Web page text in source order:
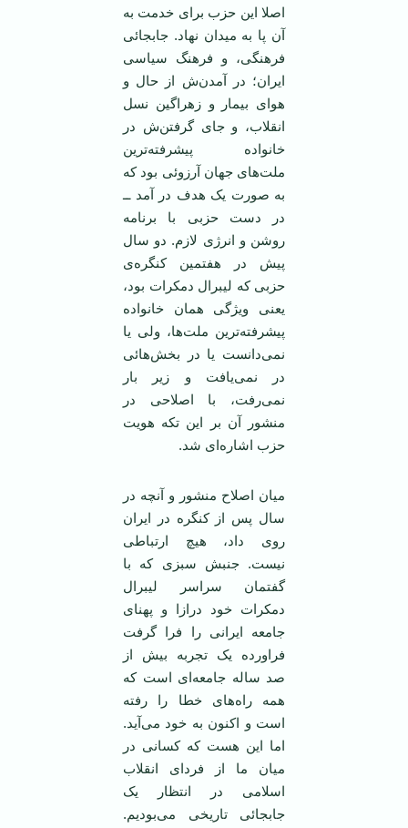
اصلا این حزب برای خدمت به
آن پا به میدان نهاد. جابجائی
فرهنگی، و فرهنگ سیاسی
ایران؛ در آمدن‌ش از حال و
هوای بیمار و زهراگین نسل
انقلاب، و جای گرفتن‌ش در
خانواده پیشرفته‌ترین
ملت‌های جهان آرزوئی بود که
به صورت یک هدف در آمد ــ
در دست حزبی با برنامه
روشن و انرژی لازم. دو سال
پیش در هفتمین کنگره‌ی
حزبی که لیبرال دمکرات بود،
یعنی ویژگی همان خانواده
پیشرفته‌ترین ملت‌ها، ولی یا
نمی‌دانست یا در بخش‌هائی
در نمی‌یافت و زیر بار
نمی‌رفت، با اصلاحی در
منشور آن بر این تکه هویت
حزب اشاره‌ای شد.
میان اصلاح منشور و آنچه در
سال پس از کنگره در ایران
روی داد، هیچ ارتباطی
نیست. جنبش سبزی که با
گفتمان سراسر لیبرال
دمکرات خود درازا و پهنای
جامعه ایرانی را فرا گرفت
فراورده یک تجربه بیش از
صد ساله جامعه‌ای است که
همه راه‌های خطا را رفته
است و اکنون به خود می‌آید.
اما این هست که کسانی در
میان ما از فردای انقلاب
اسلامی ‌در انتظار یک
جابجائی تاریخی می‌بودیم.